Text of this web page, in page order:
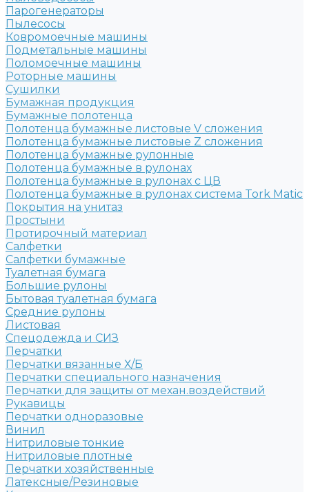
Парогенераторы
Пылесосы
Ковромоечные машины
Подметальные машины
Поломоечные машины
Роторные машины
Сушилки
Бумажная продукция
Бумажные полотенца
Полотенца бумажные листовые V сложения
Полотенца бумажные листовые Z сложения
Полотенца бумажные рулонные
Полотенца бумажные в рулонах
Полотенца бумажные в рулонах с ЦВ
Полотенца бумажные в рулонах система Tork Matic
Покрытия на унитаз
Простыни
Протирочный материал
Салфетки
Салфетки бумажные
Туалетная бумага
Большие рулоны
Бытовая туалетная бумага
Средние рулоны
Листовая
Спецодежда и СИЗ
Перчатки
Перчатки вязанные Х/Б
Перчатки специального назначения
Перчатки для защиты от механ.воздействий
Рукавицы
Перчатки одноразовые
Винил
Нитриловые тонкие
Нитриловые плотные
Перчатки хозяйственные
Латексные/Резиновые